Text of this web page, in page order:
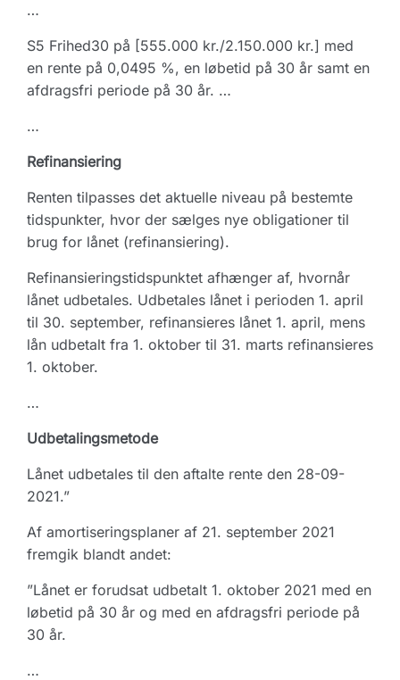
…
S5 Frihed30 på [555.000 kr./2.150.000 kr.] med
en rente på 0,0495 %, en løbetid på 30 år samt en
afdragsfri periode på 30 år. …
…
Refinansiering
Renten tilpasses det aktuelle niveau på bestemte
tidspunkter, hvor der sælges nye obligationer til
brug for lånet (refinansiering).
Refinansieringstidspunktet afhænger af, hvornår
lånet udbetales. Udbetales lånet i perioden 1. april
til 30. september, refinansieres lånet 1. april, mens
lån udbetalt fra 1. oktober til 31. marts refinansieres
1. oktober.
…
Udbetalingsmetode
Lånet udbetales til den aftalte rente den 28-09-
2021.”
Af amortiseringsplaner af 21. september 2021
fremgik blandt andet:
”Lånet er forudsat udbetalt 1. oktober 2021 med en
løbetid på 30 år og med en afdragsfri periode på
30 år.
…